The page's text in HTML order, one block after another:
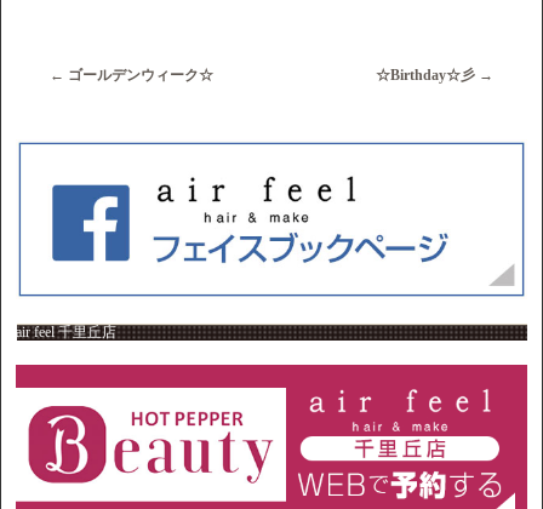
← ゴールデンウィーク☆ ☆Birthday☆彡 →
air feel 千里丘店